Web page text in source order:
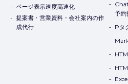
ページ表示速度高速化
提案書・営業資料・会社案内の作
成代行
予約
Pタ